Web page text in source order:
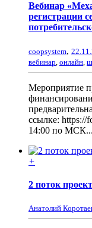
Вебинар
регистрации
coopsystem,
вебинар онлайн
Мероприятие
ссылке: https://
14:00 по МСК...
+
2 поток
Анатолий